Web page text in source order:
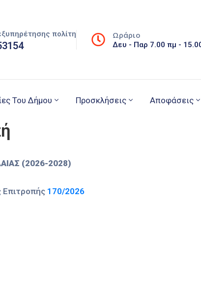
πολίτη Ωράριο
Δευ - Παρ 7.00 πμ -
Του Δήμου Προσκλήσεις Αποφάσεις
(2026-2028)
170/2026